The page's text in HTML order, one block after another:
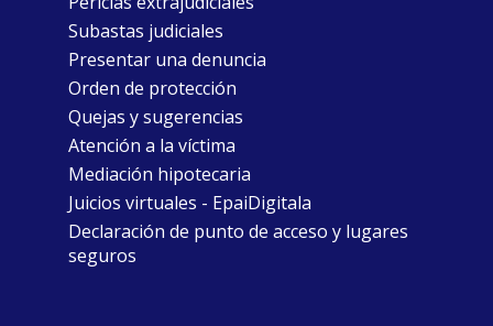
Subastas judiciales
Presentar una denuncia
Orden de protección
Quejas y sugerencias
Atención a la víctima
Mediación hipotecaria
Juicios virtuales - EpaiDigitala
Declaración de punto de acceso y lugares
seguros